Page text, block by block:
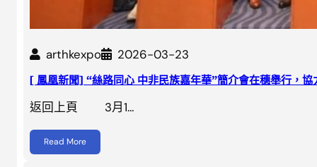
arthkexpo 2026-03-23
[ 鳳凰新聞] “絲路同心 中非民族嘉年華”簡介會在穗舉行，協
返回上頁 3月1…
Read More